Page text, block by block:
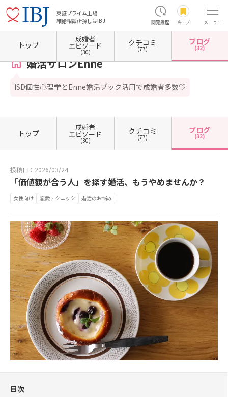
東証プライム上場
結婚相談所探しはIBJ
閲覧履歴 キープ メニュー
ホーム 兵庫県の結婚相談所 兵庫県西宮市 婚活サロンEnne カウンセラーブログ一覧
婚活サロンEnne
ISD個性心理学とEnne婚活ブック活用で成婚者多数♡
トップ
成婚者
エピソード
(30)
クチコミ
(77)
ブログ
(32)
トップ
成婚者
エピソード
(30)
クチコミ
(77)
ブログ
(32)
投稿日：2026/03/24
「価値観が合う人」を探す婚活、もうやめませんか？
女性向け 恋愛テクニック 婚活のお悩み
目次